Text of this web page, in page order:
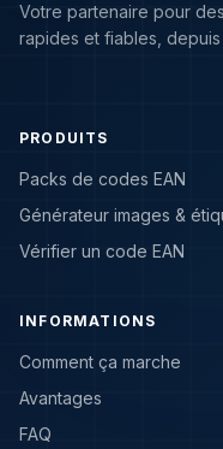
Votre partenaire pour
rapides et fiables, depuis
PRODUITS
Packs de codes EAN
Générateur images &
Vérifier un code EAN
INFORMATIONS
Comment ça marche
Avantages
FAQ